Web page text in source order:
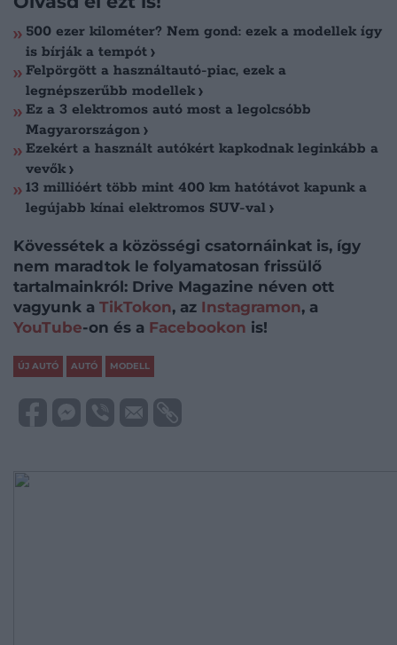
500 ezer kilométer? Nem gond: ezek a modellek így
is bírják a tempót
Felpörgött a használtautó-piac, ezek a
legnépszerűbb modellek
Ez a 3 elektromos autó most a legolcsóbb
Magyarországon
Ezekért a használt autókért kapkodnak leginkább a
vevők
13 millióért több mint 400 km hatótávot kapunk a
legújabb kínai elektromos SUV-val
Kövessétek a közösségi csatornáinkat is, így
nem maradtok le folyamatosan frissülő
tartalmainkról: Drive Magazine néven ott
vagyunk a TikTokon, az Instagramon, a
YouTube-on és a Facebookon is!
ÚJ AUTÓ AUTÓ MODELL